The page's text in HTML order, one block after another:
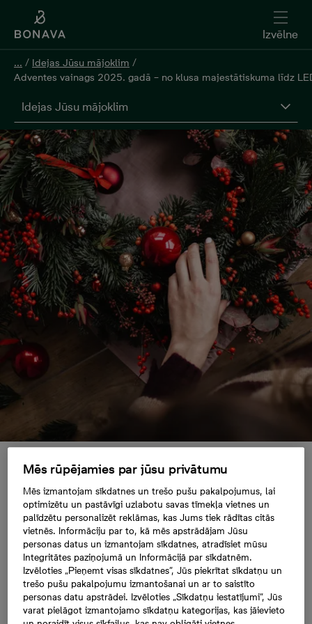
Izvēlne
... / Idejas Jūsu mājoklim /
Adventes vainags 2025. gadā – no klusa majestātiskuma līdz
Idejas Jūsu mājoklim
Adventes vainags
2025. gadā – no
klusa majestātiskuma
līdz LED akcentiem
Mēs rūpējamies par jūsu privātumu
Mēs izmantojam sīkdatnes un trešo pušu pakalpojumus, lai
optimizētu un pastāvīgi uzlabotu savas tīmekļa vietnes un
palīdzētu personalizēt reklāmas, kas Jums tiek rādītas citās
vietnēs. Informāciju par to, kā mēs apstrādājam Jūsu
personas datus un izmantojam sīkdatnes, atradīsiet mūsu
Integritātes paziņojumā un Informācijā par sīkdatnēm.
Izvēloties „Pieņemt visas sīkdatnes”, Jūs piekrītat sīkdatņu un
trešo pušu pakalpojumu izmantošanai un ar to saistīto
personas datu apstrādei. Izvēloties „Sīkdatņu iestatījumi”, Jūs
varat pielāgot izmantojamo sīkdatņu kategorijas, kas jāievieto